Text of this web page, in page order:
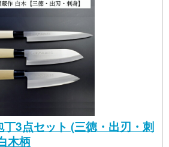
3点セット (三徳・出刃・刺
木柄